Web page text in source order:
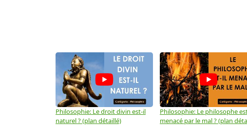
Philosophie: Le droit divin est-il
naturel ? (plan détaillé)
Philosophie: Le philosophe
menacé par le mal ? (plan